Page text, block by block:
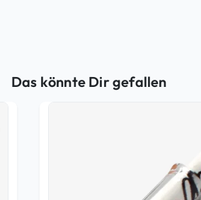
Das könnte Dir gefallen